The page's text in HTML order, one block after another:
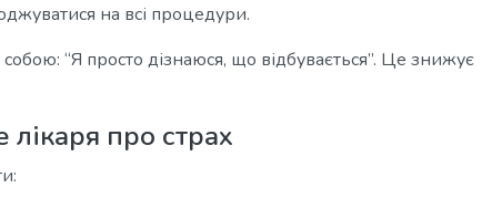
на всі процедури.
“Я просто дізнаюся, що відбувається”. Це знижує
про страх